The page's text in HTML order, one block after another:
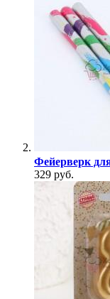
Фейерверк
329 руб.